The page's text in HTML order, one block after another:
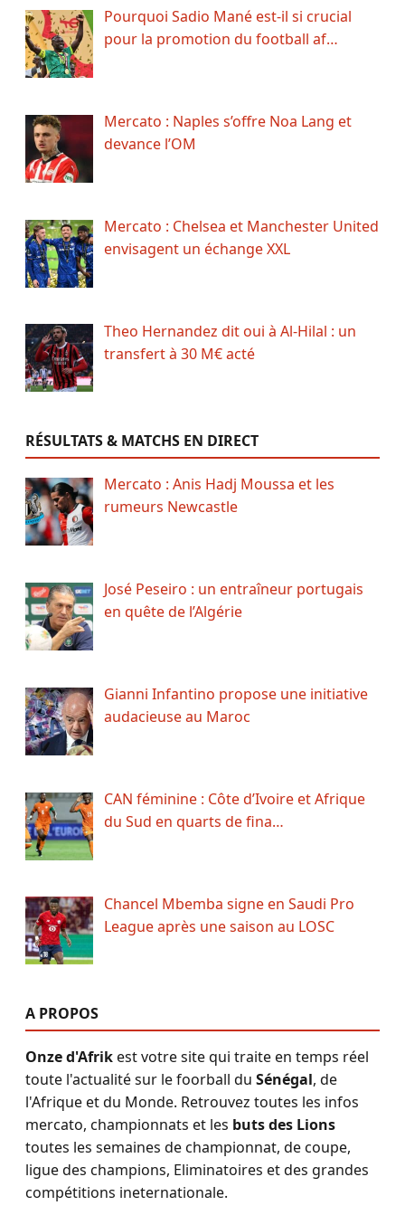
Pourquoi Sadio Mané est-il si crucial
pour la promotion du football af…
Mercato : Naples s’offre Noa Lang et
devance l’OM
Mercato : Chelsea et Manchester United
envisagent un échange XXL
Theo Hernandez dit oui à Al-Hilal : un
transfert à 30 M€ acté
RÉSULTATS & MATCHS EN DIRECT
Mercato : Anis Hadj Moussa et les
rumeurs Newcastle
José Peseiro : un entraîneur portugais
en quête de l’Algérie
Gianni Infantino propose une initiative
audacieuse au Maroc
CAN féminine : Côte d’Ivoire et Afrique
du Sud en quarts de fina…
Chancel Mbemba signe en Saudi Pro
League après une saison au LOSC
A PROPOS
Onze d'Afrikest votre site qui traite en temps réel
toute l'actualité sur le foorball du Sénégal, de
l'Afrique et du Monde. Retrouvez toutes les infos
mercato, championnats et les buts des Lions
toutes les semaines de championnat, de coupe,
ligue des champions, Eliminatoires et des grandes
compétitions ineternationale.